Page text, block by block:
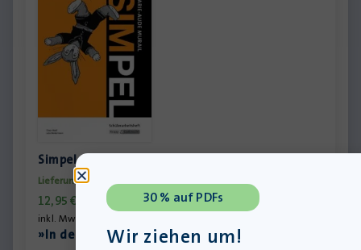
Simpel – Schülerheft
Lieferung bis 11.08.2026
12,95€
inkl. MwSt., zzgl.
»In den Warenkorb
30 % auf PDFs
Wir ziehen um!